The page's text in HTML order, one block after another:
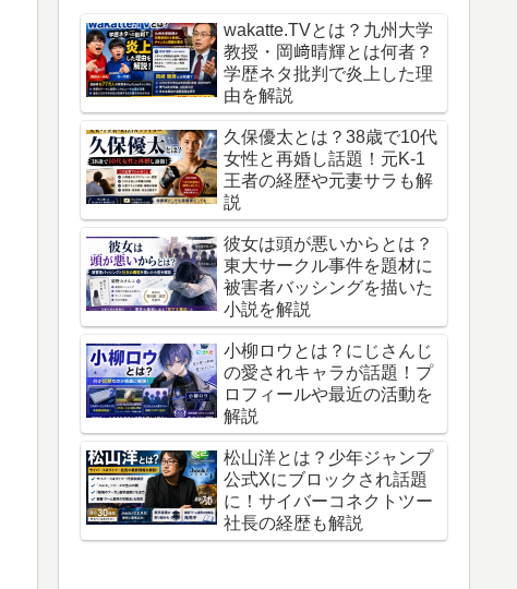
wakatte.TVとは？九州大学
教授・岡﨑晴輝とは何者？
学歴ネタ批判で炎上した理
由を解説
久保優太とは？38歳で10代
女性と再婚し話題！元K-1
王者の経歴や元妻サラも解
説
彼女は頭が悪いからとは？
東大サークル事件を題材に
被害者バッシングを描いた
小説を解説
小柳ロウとは？にじさんじ
の愛されキャラが話題！プ
ロフィールや最近の活動を
解説
松山洋とは？少年ジャンプ
公式Xにブロックされ話題
に！サイバーコネクトツー
社長の経歴も解説